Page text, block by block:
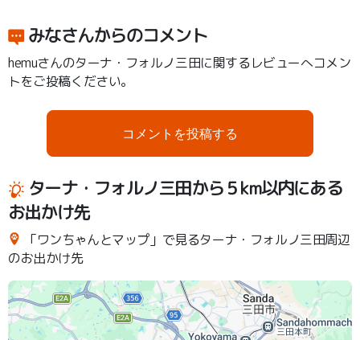
みなさんからのコメント
hemuさんのターナ・フォルノ三田に関するレビューへコメン
トをご投稿ください。
コメントを投稿する
ターナ・フォルノ三田から５km以内にある
お出かけ先
「ワンちゃんとマップ」で見るターナ・フォルノ三田周辺
のお出かけ先